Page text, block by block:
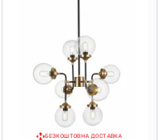
БЕЗКОШТОВНА ДОСТАВКА